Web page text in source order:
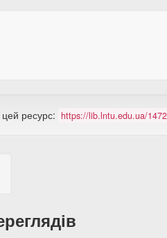
ресурс: https://lib.lntu.edu.ua/